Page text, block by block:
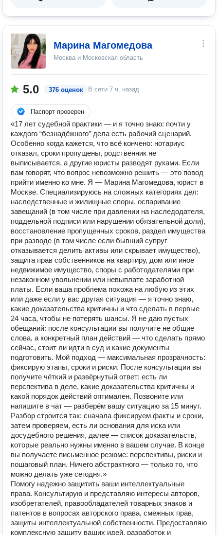
Марина Магомедова
Москва и Московская область
5.0 376 оценок В сети 7 ч. назад
Паспорт проверен
«17 лет судебной практики — и я точно знаю: почти у
каждого “безнадёжного” дела есть рабочий сценарий.
Особенно когда кажется, что всё кончено: нотариус
отказал, сроки пропущены, родственник не
выписывается, а другие юристы разводят руками. Если
вам говорят, что вопрос невозможно решить — это повод
прийти именно ко мне. Я — Марина Магомедова, юрист в
Москве. Специализируюсь на сложных категориях дел:
наследственные и жилищные споры, оспаривание
завещаний (в том числе при давлении на наследодателя,
поддельной подписи или нарушении обязательной доли),
восстановление пропущенных сроков, раздел имущества
при разводе (в том числе если бывший супруг
отказывается делить активы или скрывает имущество),
защита прав собственников на квартиру, дом или иное
недвижимое имущество, споры с работодателями при
незаконном увольнении или невыплате заработной
платы. Если ваша проблема похожа на любую из этих
или даже если у вас другая ситуация — я точно знаю,
какие доказательства критичны и что сделать в первые
24 часа, чтобы не потерять шансы. Я не даю пустых
обещаний: после консультации вы получите не общие
слова, а конкретный план действий — что сделать прямо
сейчас, стоит ли идти в суд и какие документы
подготовить. Мой подход — максимальная прозрачность:
фиксирую этапы, сроки и риски. После консультации вы
получите чёткий и развёрнутый ответ: есть ли
перспектива в деле, какие доказательства критичны и
какой порядок действий оптимален. Позвоните или
напишите в чат — разберём вашу ситуацию за 15 минут.
Разбор строится так: сначала фиксируем факты и сроки,
затем проверяем, есть ли основания для иска или
досудебного решения, далее — список доказательств,
которые реально нужны именно в вашем случае. В конце
вы получаете письменное резюме: перспективы, риски и
пошаговый план. Ничего абстрактного — только то, что
можно делать уже сегодня.»
Помогу надежно защитить ваши интеллектуальные
права. Консультирую и представляю интересы авторов,
изобретателей, правообладателей товарных знаков и
патентов в вопросах авторского права, смежных прав,
защиты интеллектуальной собственности. Предоставляю
комплексную защиту ваших идей, разработок и